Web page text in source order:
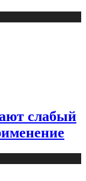
слабый